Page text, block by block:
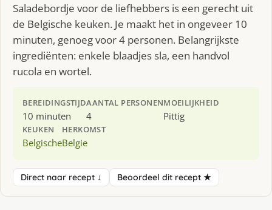
Saladebordje voor de liefhebbers is een gerecht uit
de Belgische keuken. Je maakt het in ongeveer 10
minuten, genoeg voor 4 personen. Belangrijkste
ingrediënten: enkele blaadjes sla, een handvol
rucola en wortel.
BEREIDINGSTIJD
10 minuten
AANTAL PERSONEN
4
MOEILIJKHEID
Pittig
KEUKEN
Belgische
HERKOMST
Belgie
Direct naar recept ↓ Beoordeel dit recept ★